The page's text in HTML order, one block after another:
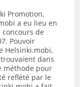
Promotion,
a eu lieu en
de
Pouvoir
Helsinki.mobi,
dans
méthode pour
reflété par le